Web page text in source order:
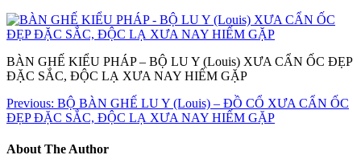
BÀN GHẾ KIỂU PHÁP – BỘ LU Y (Louis) XƯA CẨN ỐC ĐẸP
ĐẶC SẮC, ĐỘC LẠ XƯA NAY HIẾM GẶP
Previous: BỘ BÀN GHẾ LU Y (Louis) – ĐỒ CỔ XƯA CẨN ỐC
ĐẸP ĐẶC SẮC, ĐỘC LẠ XƯA NAY HIẾM GẶP
About The Author